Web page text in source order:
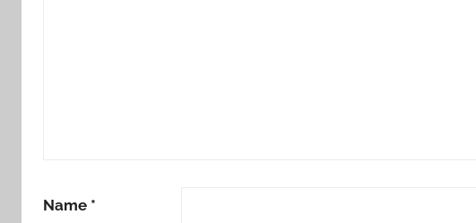
Name *